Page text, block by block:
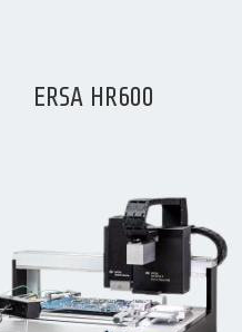
ERSA HR600